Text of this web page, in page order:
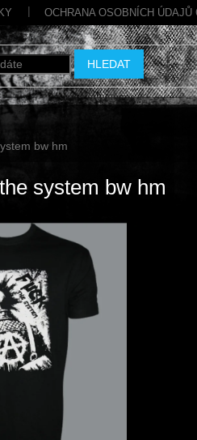
OCHRANA OSOBNÍCH ÚDAJŮ
HLEDAT
bw hm
system bw hm